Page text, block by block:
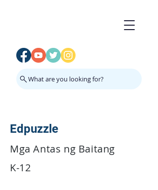
What are you looking for?
Edpuzzle
Mga Antas ng Baitang
K-12